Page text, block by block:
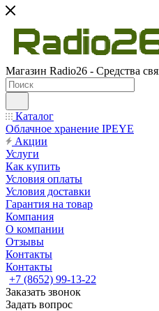
Магазин Radio26 - Средства
Каталог
Облачное хранение IPEYE
Акции
Услуги
Как купить
Условия оплаты
Условия доставки
Гарантия на товар
Компания
О компании
Отзывы
Контакты
Контакты
+7 (8652) 99-13-22
Заказать звонок
Задать вопрос